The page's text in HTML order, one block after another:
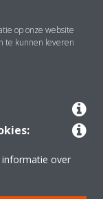
op onze website
te kunnen leveren
over